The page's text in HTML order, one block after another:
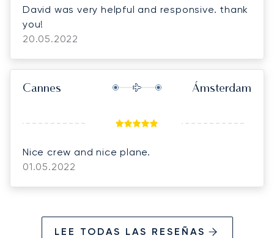
David was very helpful and responsive. thank
you!
20.05.2022
Cannes Ámsterdam
Nice crew and nice plane.
01.05.2022
LEE TODAS LAS RESEÑAS